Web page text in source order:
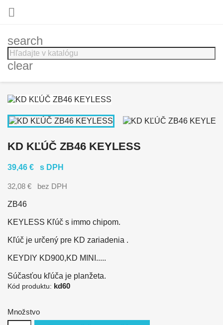

search
clear
KD KĽÚČ ZB46 KEYLESS
39,46 € s DPH
32,08 € bez DPH
ZB46
KEYLESS Kľúč s immo chipom.
Kľúč je určený pre KD zariadenia .
KEYDIY KD900,KD MINI.....
Súčasťou kľúča je planžeta.
Kód produktu: kd60
Množstvo